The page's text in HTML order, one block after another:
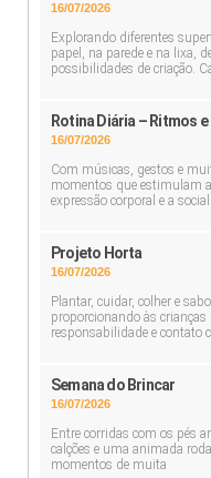
16/07/2026
Explorando diferentes
papel, na parede e na lixa,
possibilidades de criação.
Rotina Diária – Ritmos
16/07/2026
Com músicas, gestos e
momentos que estimulam
expressão corporal e a
Projeto Horta
16/07/2026
Plantar, cuidar, colher e
proporcionando às crianças
responsabilidade e contato
Semana do Brincar
16/07/2026
Entre corridas com os pés
calções e uma animada
momentos de muita